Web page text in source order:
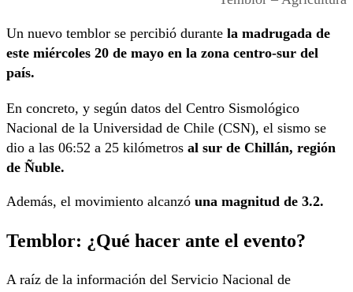
Un nuevo temblor se percibió durante la madrugada de
este miércoles 20 de mayo en la zona centro-sur del
país.
En concreto, y según datos del Centro Sismológico
Nacional de la Universidad de Chile (CSN), el sismo se
dio a las 06:52 a 25 kilómetros al sur de Chillán, región
de Ñuble.
Además, el movimiento alcanzó una magnitud de 3.2.
Temblor: ¿Qué hacer ante el evento?
A raíz de la información del Servicio Nacional de